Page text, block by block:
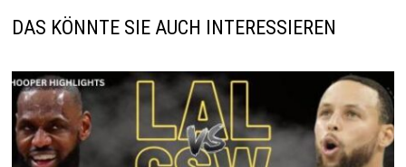
DAS KÖNNTE SIE AUCH INTERESSIEREN